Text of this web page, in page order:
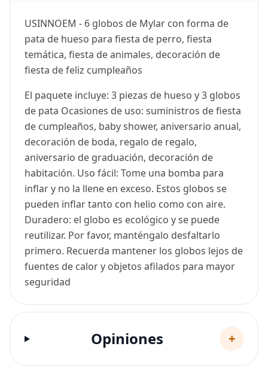
USINNOEM - 6 globos de Mylar con forma de
pata de hueso para fiesta de perro, fiesta
temática, fiesta de animales, decoración de
fiesta de feliz cumpleaños
El paquete incluye: 3 piezas de hueso y 3 globos
de pata Ocasiones de uso: suministros de fiesta
de cumpleaños, baby shower, aniversario anual,
decoración de boda, regalo de regalo,
aniversario de graduación, decoración de
habitación. Uso fácil: Tome una bomba para
inflar y no la llene en exceso. Estos globos se
pueden inflar tanto con helio como con aire.
Duradero: el globo es ecológico y se puede
reutilizar. Por favor, manténgalo desfaltarlo
primero. Recuerda mantener los globos lejos de
fuentes de calor y objetos afilados para mayor
seguridad
Opiniones +